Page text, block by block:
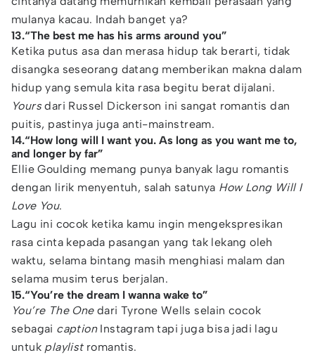
mulanya kacau. Indah banget ya?
13.“The best me has his arms around you”
Ketika putus asa dan merasa hidup tak berarti, tidak
disangka seseorang datang memberikan makna dalam
hidup yang semula kita rasa begitu berat dijalani.
Yoursdari Russel Dickerson ini sangat romantis dan
puitis, pastinya juga anti-mainstream.
14.“How long will I want you. As long as you want me to,
and longer by far”
Ellie Goulding memang punya banyak lagu romantis
dengan lirik menyentuh, salah satunya How Long Will I
Love You.
Lagu ini cocok ketika kamu ingin mengekspresikan
rasa cinta kepada pasangan yang tak lekang oleh
waktu, selama bintang masih menghiasi malam dan
selama musim terus berjalan.
15.“You’re the dream I wanna wake to”
You’re The Onedari Tyrone Wells selain cocok
sebagai captionInstagram tapi juga bisa jadi lagu
untuk playlistromantis.